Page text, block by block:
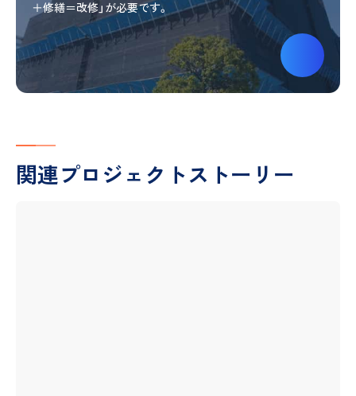
＋修繕＝改修」が必要です。
関連プロジェクトストーリー